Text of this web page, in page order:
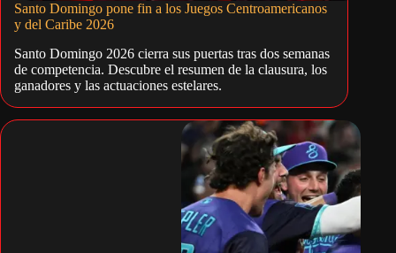
Santo Domingo pone fin a los Juegos Centroamericanos
y del Caribe 2026
Santo Domingo 2026 cierra sus puertas tras dos semanas
de competencia. Descubre el resumen de la clausura, los
ganadores y las actuaciones estelares.